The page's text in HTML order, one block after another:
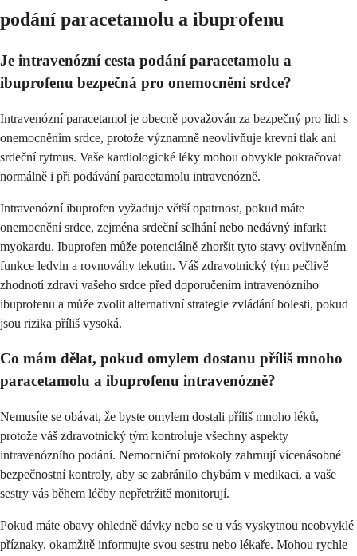
podání paracetamolu a ibuprofenu
Je intravenózní cesta podání paracetamolu a
ibuprofenu bezpečná pro onemocnění srdce?
Intravenózní paracetamol je obecně považován za bezpečný pro lidi s
onemocněním srdce, protože významně neovlivňuje krevní tlak ani
srdeční rytmus. Vaše kardiologické léky mohou obvykle pokračovat
normálně i při podávání paracetamolu intravenózně.
Intravenózní ibuprofen vyžaduje větší opatrnost, pokud máte
onemocnění srdce, zejména srdeční selhání nebo nedávný infarkt
myokardu. Ibuprofen může potenciálně zhoršit tyto stavy ovlivněním
funkce ledvin a rovnováhy tekutin. Váš zdravotnický tým pečlivě
zhodnotí zdraví vašeho srdce před doporučením intravenózního
ibuprofenu a může zvolit alternativní strategie zvládání bolesti, pokud
jsou rizika příliš vysoká.
Co mám dělat, pokud omylem dostanu příliš mnoho
paracetamolu a ibuprofenu intravenózně?
Nemusíte se obávat, že byste omylem dostali příliš mnoho léků,
protože váš zdravotnický tým kontroluje všechny aspekty
intravenózního podání. Nemocniční protokoly zahrnují vícenásobné
bezpečnostní kontroly, aby se zabránilo chybám v medikaci, a vaše
sestry vás během léčby nepřetržitě monitorují.
Pokud máte obavy ohledně dávky nebo se u vás vyskytnou neobvyklé
příznaky, okamžitě informujte svou sestru nebo lékaře. Mohou rychle